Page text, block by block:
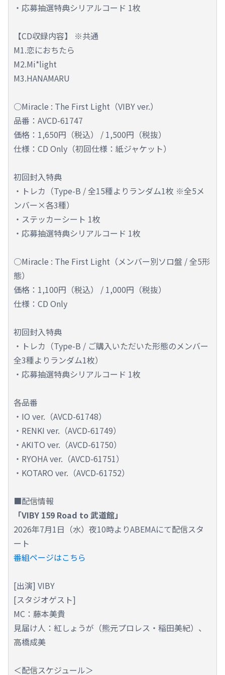
・応募抽選特典シリアルコード 1枚
【CD収録内容】 ※共通
M1.恋におちたら
M2.Mi*light
M3.HANAMARU
○Miracle : The First Light（VIBY ver.）
品番：AVCD-61747
価格：1,650円（税込） / 1,500円（税抜）
仕様：CD Only（初回仕様：紙ジャケット）
初回封入特典
・トレカ（Type-B / 全15種よりランダム1枚 ※全5メ
ンバー×各3種）
・ステッカーシート 1枚
・応募抽選特典シリアルコード 1枚
○Miracle : The First Light（メンバー別ソロ盤 / 全5形
態）
価格：1,100円（税込） / 1,000円（税抜）
仕様：CD Only
初回封入特典
・トレカ（Type-B / ご購入いただいた形態のメンバー
全3種よりランダム1枚）
・応募抽選特典シリアルコード 1枚
各品番
・IO ver.（AVCD-61748）
・RENKI ver.（AVCD-61749）
・AKITO ver.（AVCD-61750）
・RYOHA ver.（AVCD-61751）
・KOTARO ver.（AVCD-61752）
■配信情報
「VIBY 159 Road to 武道館」
2026年7月1日（水）夜10時よりABEMAにて配信スタ
ート
番組ページはこちら
[出演] VIBY
[スタジオゲスト]
MC：藤本美貴
見届け人：紅しょうが（熊元プロレス・稲田美紀）、
高橋成美
＜配信スケジュール＞